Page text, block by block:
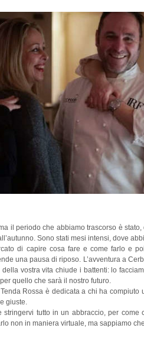
il periodo che abbiamo trascorso è
Sono stati mesi intensi, dove
di capire cosa fare e come farlo e
una pausa di riposo. L’avventura a
vostra vita chiude i battenti: lo
quello che sarà il nostro futuro.
Rossa è dedicata a chi ha
giuste.
stringervi tutto in un abbraccio, per
non in maniera virtuale, ma sappiamo